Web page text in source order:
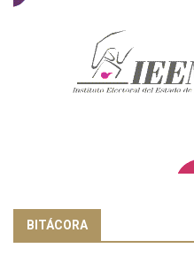
BITÁCORA